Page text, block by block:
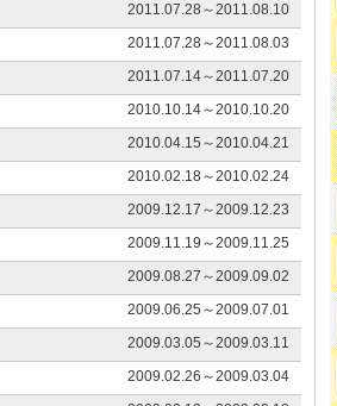
2011.07.28～2011.08.10
2011.07.28～2011.08.03
2011.07.14～2011.07.20
2010.10.14～2010.10.20
2010.04.15～2010.04.21
2010.02.18～2010.02.24
2009.12.17～2009.12.23
2009.11.19～2009.11.25
2009.08.27～2009.09.02
2009.06.25～2009.07.01
2009.03.05～2009.03.11
2009.02.26～2009.03.04